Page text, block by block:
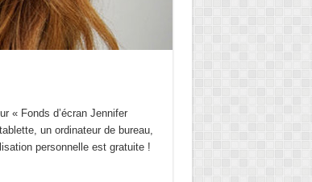
« Fonds d’écran Jennifer
un ordinateur de bureau,
personnelle est gratuite !